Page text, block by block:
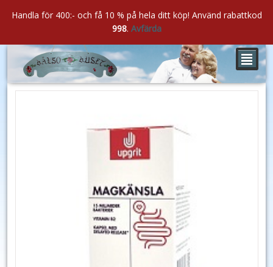
²
Handla för 400:- och få 10 % på hela ditt köp! Använd rabattkod
998. Avfärda